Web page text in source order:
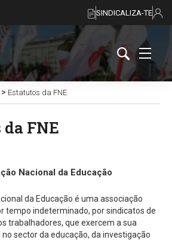
SINDICALIZA-TE
> Estatutos da FNE
FNE
Nacional da Educação
da Educação é uma associação
tempo indeterminado, por sindicatos de
trabalhadores, que exercem a sua
sector da educação, da investigação